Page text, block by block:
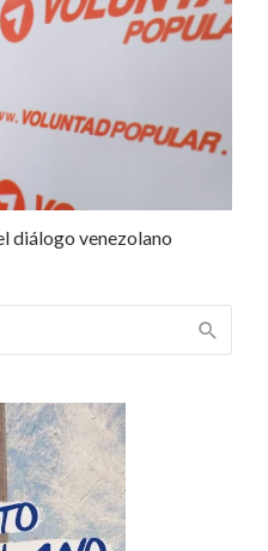
diálogo venezolano